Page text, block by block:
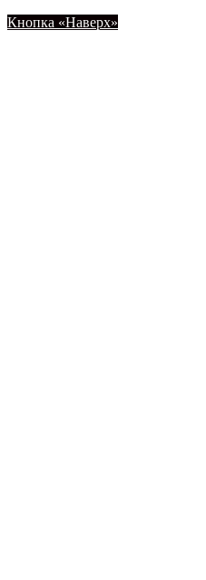
Кнопка «Наверх»